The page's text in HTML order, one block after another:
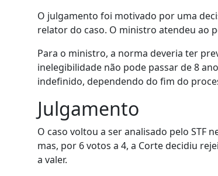
O julgamento foi motivado por uma
relator do caso. O ministro atendeu ao
Para o ministro, a norma deveria ter
inelegibilidade não pode passar de 8
indefinido, dependendo do fim do
Julgamento
O caso voltou a ser analisado pelo STF
mas, por 6 votos a 4, a Corte decidiu
a valer.